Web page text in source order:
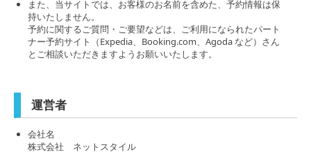
また、当サイトでは、お客様のお名前を含めた、予約情報は保
持いたしません。
予約に関するご質問・ご要望などは、ご利用になられたパート
ナー予約サイト（Expedia、Booking.com、Agoda など）さん
とご相談いただきますようお願いいたします。
運営者
会社名
株式会社 ネットスタイル